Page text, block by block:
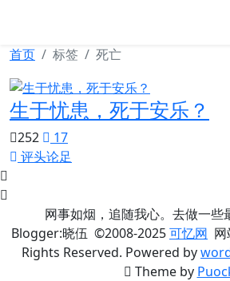
首页 标签 死亡
生于忧患，死于安乐？
252
17
评头论足
网事如烟，追随我心。去做一些
Blogger:晓伍 ©2008-2025可忆网 网
Rights Reserved. Powered by
Theme by